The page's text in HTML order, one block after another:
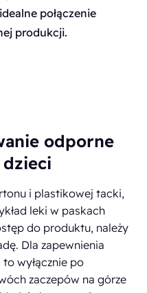
połączenie
produkcji.
odporne
i plastikowej tacki,
leki w paskach
do produktu, należy
Dla zapewnienia
to wyłącznie po
zaczepów na górze